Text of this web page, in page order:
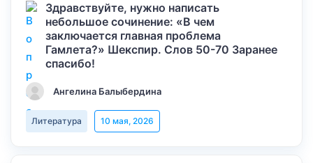
Здравствуйте, нужно написать
небольшое сочинение: «В чем
заключается главная проблема
Гамлета?» Шекспир. Слов 50-70 Заранее
спасибо!
Ангелина Балыбердина
Литература 10 мая, 2026